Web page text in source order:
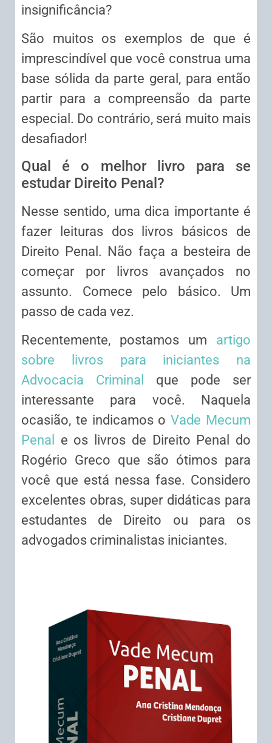
insignificância?
São muitos os exemplos de que é
imprescindível que você construa uma
base sólida da parte geral, para então
partir para a compreensão da parte
especial. Do contrário, será muito mais
desafiador!
Qual é o melhor livro para se
estudar Direito Penal?
Nesse sentido, uma dica importante é
fazer leituras dos livros básicos de
Direito Penal. Não faça a besteira de
começar por livros avançados no
assunto. Comece pelo básico. Um
passo de cada vez.
Recentemente, postamos um artigo
sobre livros para iniciantes na
Advocacia Criminal
que pode ser
interessante para você. Naquela
ocasião, te indicamos oVade Mecum
Penal
e os livros de Direito Penal do
Rogério Greco que são ótimos para
você que está nessa fase. Considero
excelentes obras, super didáticas para
estudantes de Direito ou para os
advogados criminalistas iniciantes.